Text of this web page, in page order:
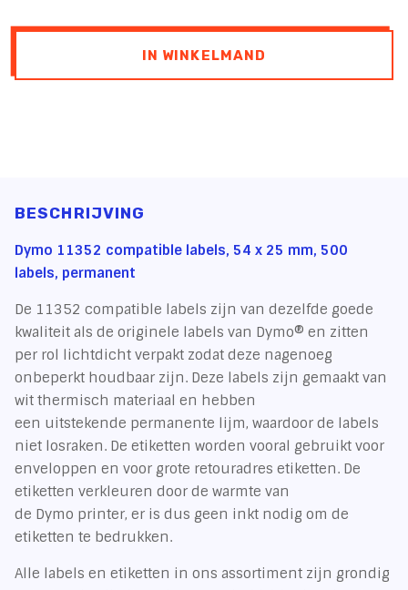
IN WINKELMAND
BESCHRIJVING
Dymo 11352 compatible labels, 54 x 25 mm, 500
labels, permanent
De 11352 compatible labels zijn van dezelfde goede
kwaliteit als de originele labels van Dymo® en zitten
per rol lichtdicht verpakt zodat deze nagenoeg
onbeperkt houdbaar zijn. Deze labels zijn gemaakt van
wit thermisch materiaal en hebben
een uitstekende permanente lijm, waardoor de labels
niet losraken. De etiketten worden vooral gebruikt voor
enveloppen en voor grote retouradres etiketten. De
etiketten verkleuren door de warmte van
de Dymo printer, er is dus geen inkt nodig om de
etiketten te bedrukken.
Alle labels en etiketten in ons assortiment zijn grondig